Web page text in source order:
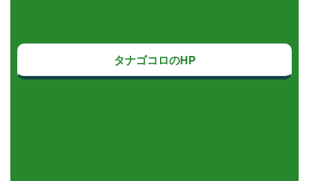
タナゴコロのHP